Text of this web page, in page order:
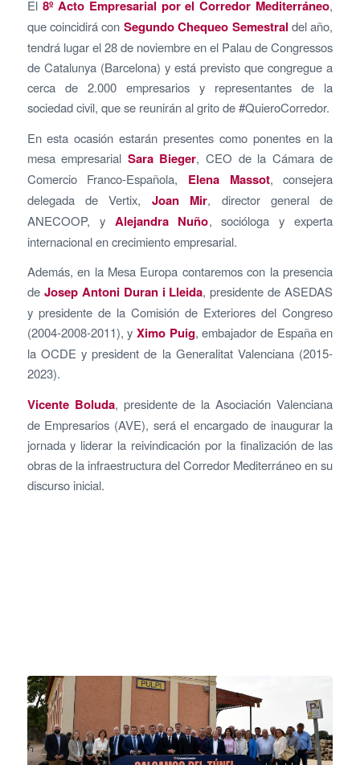
El 8º ActoEmpresarial por el Corredor Mediterráneo,
que coincidirá con Segundo Chequeo Semestral del año,
tendrá lugar el 28 de noviembre en el Palau de Congressos
de Catalunya (Barcelona) y está previsto que congregue a
cerca de 2.000 empresarios y representantes de la
sociedad civil, que se reunirán al grito de #QuieroCorredor.
En esta ocasión estarán presentes como ponentes en la
mesa empresarial Sara Bieger, CEO de la Cámara de
Comercio Franco-Española, Elena Massot, consejera
delegada de Vertix, Joan Mir, director general de
ANECOOP, y Alejandra Nuño, socióloga y experta
internacional en crecimiento empresarial.
Además, en la Mesa Europa contaremos con la presencia
de Josep Antoni Duran i Lleida, presidente de ASEDAS
y presidente de la Comisión de Exteriores del Congreso
(2004-2008-2011), y Ximo Puig, embajador de España en
la OCDE y president de la Generalitat Valenciana (2015-
2023).
Vicente Boluda, presidente de la Asociación Valenciana
de Empresarios (AVE), será el encargado de inaugurar la
jornada y liderar la reivindicación por la finalización de las
obras de la infraestructura del Corredor Mediterráneo en su
discurso inicial.